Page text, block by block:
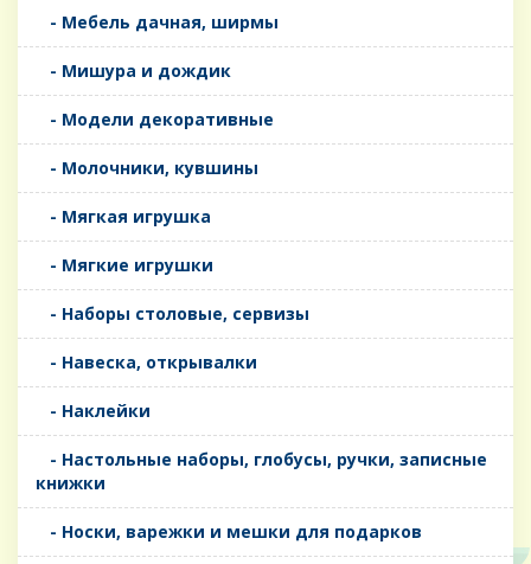
- Мебель дачная, ширмы
- Мишура и дождик
- Модели декоративные
- Молочники, кувшины
- Мягкая игрушка
- Мягкие игрушки
- Наборы столовые, сервизы
- Навеска, открывалки
- Наклейки
- Настольные наборы, глобусы, ручки, записные
книжки
- Носки, варежки и мешки для подарков